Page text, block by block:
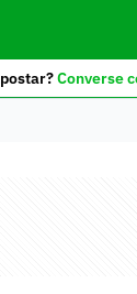
Converse